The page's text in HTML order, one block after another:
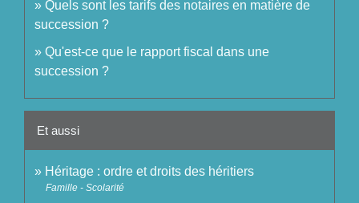
Quels sont les tarifs des notaires en matière de
succession ?
Qu'est-ce que le rapport fiscal dans une
succession ?
Et aussi
Héritage : ordre et droits des héritiers
Famille - Scolarité